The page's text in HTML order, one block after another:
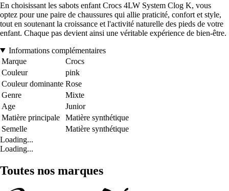
En choisissant les sabots enfant Crocs 4LW System Clog K, vous
optez pour une paire de chaussures qui allie praticité, confort et style,
tout en soutenant la croissance et l'activité naturelle des pieds de votre
enfant. Chaque pas devient ainsi une véritable expérience de bien-être.
Informations complémentaires
Marque
Crocs
Couleur
pink
Couleur dominante Rose
Genre
Mixte
Age
Junior
Matière principale
Matière synthétique
Semelle
Matière synthétique
Loading...
Loading...
Toutes nos marques